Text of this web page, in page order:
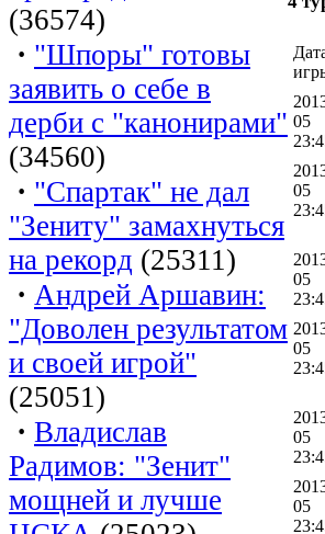
(36574)
· "Шпоры" готовы
заявить о себе в
дерби с "канонирами"
(34560)
· "Спартак" не дал
"Зениту" замахнуться
на рекорд (25311)
· Андрей Аршавин:
"Доволен результатом
и своей игрой"
(25051)
· Владислав
Радимов: "Зенит"
мощней и лучше
05
05
05
05
05
05